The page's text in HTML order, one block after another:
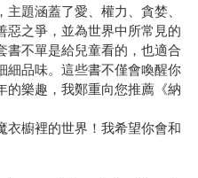
題涵蓋了愛、權力、貪婪、
惡之爭，並為世界中所常見的
書不單是給兒童看的，也適合
細品味。這些書不僅會喚醒你
的樂趣，我鄭重向您推薦《納
衣櫥裡的世界！我希望你會和